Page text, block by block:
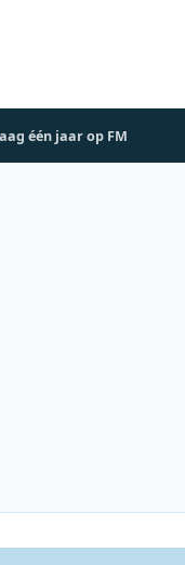
één jaar op FM